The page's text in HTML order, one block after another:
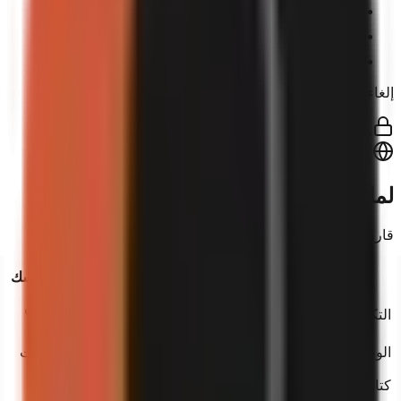
إلغاء في أي وقت. بدون عقود.
لماذا GoFaceless؟
قارن بيننا وبين توظيف محرر أو القيام بذلك بنفسك.
افعلها بنفسك
التكلفة شهرياً
مجاني (من
الوقت لكل مقطع
كتابة السيناريو